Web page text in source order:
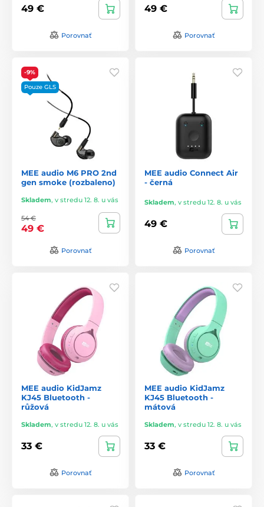
49 €
Porovnať
49 €
Porovnať
-9%
Pouze GLS
MEE audio M6 PRO 2nd
gen smoke (rozbaleno)
Skladem, v stredu 12. 8. u vás
54 €
49 €
Porovnať
MEE audio Connect Air
- černá
Skladem, v stredu 12. 8. u vás
49 €
Porovnať
MEE audio KidJamz
KJ45 Bluetooth -
růžová
Skladem, v stredu 12. 8. u vás
33 €
Porovnať
MEE audio KidJamz
KJ45 Bluetooth -
mátová
Skladem, v stredu 12. 8. u vás
33 €
Porovnať